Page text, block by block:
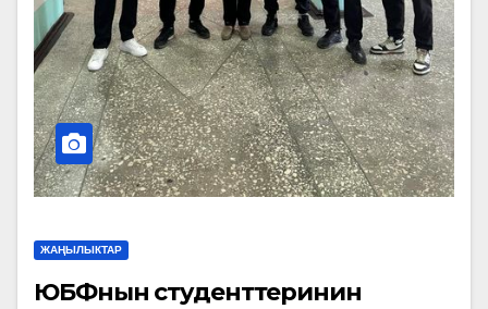
ЖАҢЫЛЫКТАР
ЮБФнын студенттеринин